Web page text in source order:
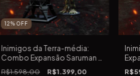
12%OFF
Inimigos da Terra-média:
Combo Expansão Saruman +
Barbárvore
R$1.598,00 R$1.399,00